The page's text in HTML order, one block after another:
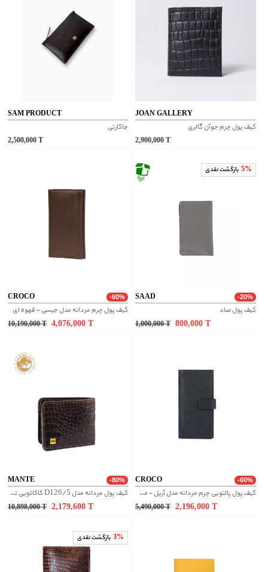
SAM PRODUCT
جاکارتی
2,500,000
JOAN GALLERY
کیف پول چرم جوآن گالری
2,900,000
CROCO -60%
کیف پول چرم مردانه مدل جیسی - قهوه ای
10,190,000 T 4,076,000
5% بازگشت نقدی
SAAD -20%
کیف پول صاد
1,000,000 T 800,000
MANTE -80%
کیف پول مردانه مدل D126/5 کاکائویی تیره گاندو
10,898,000 T 2,179,600
CROCO -60%
کیف پول پالتویی چرم مردانه مدل آریل - مشکی
5,490,000 T 2,196,000
3% بازگشت نقدی